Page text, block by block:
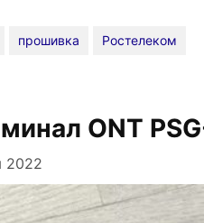
прошивка Ростелеком
ONT
2022